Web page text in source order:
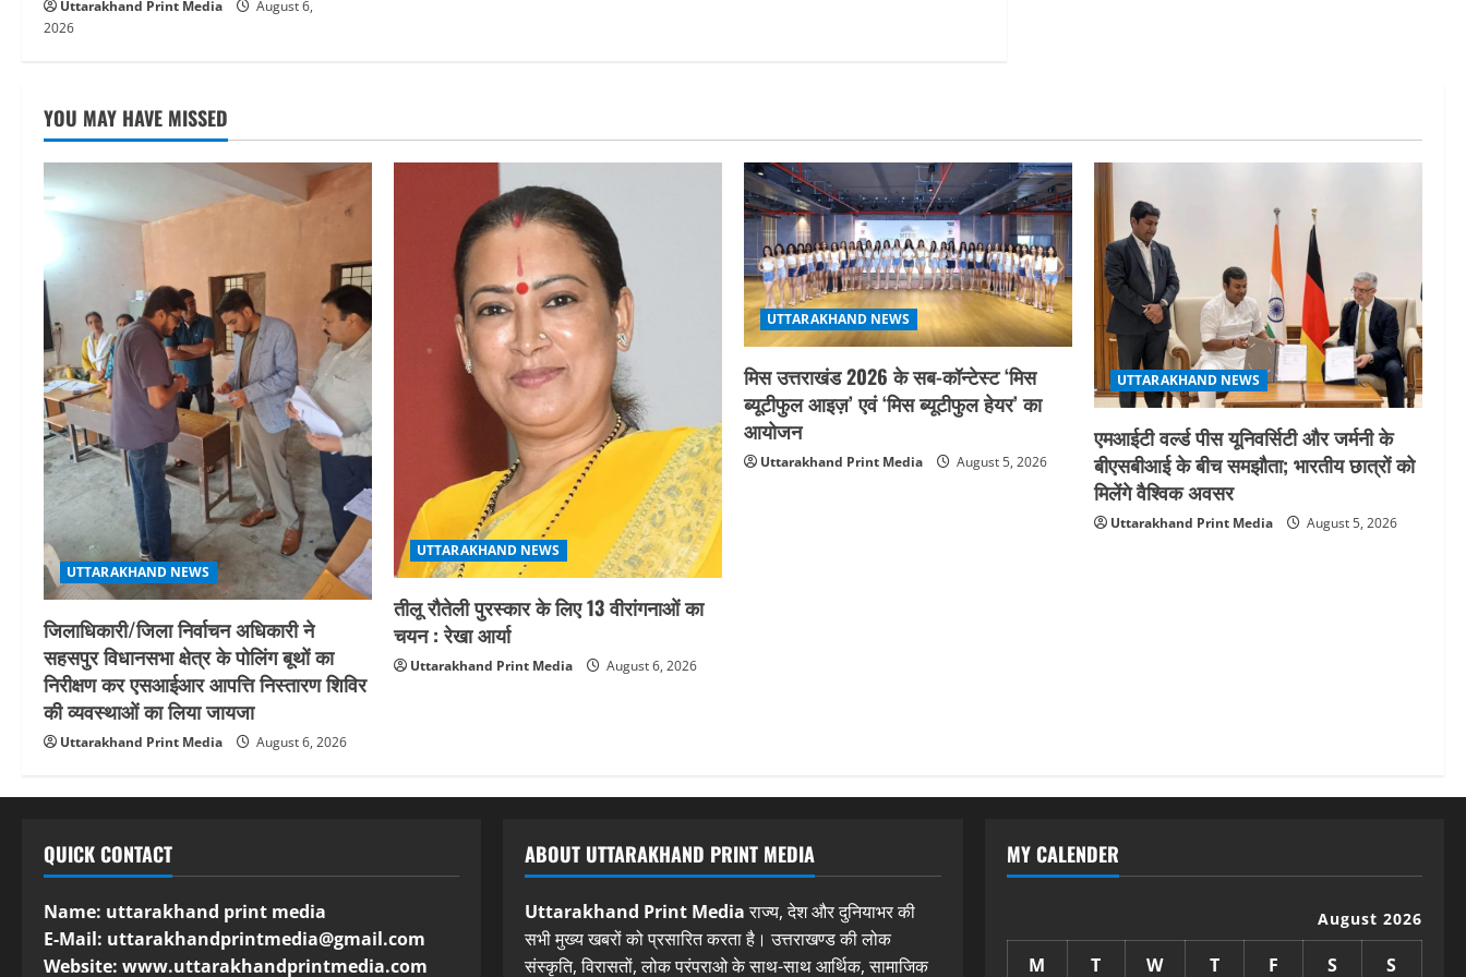
Uttarakhand Print Media
August 6,
2026
YOU MAY HAVE MISSED
UTTARAKHAND NEWS
जिलाधिकारी/जिला निर्वाचन अधिकारी ने
सहसपुर विधानसभा क्षेत्र के पोलिंग बूथों का
निरीक्षण कर एसआईआर आपत्ति निस्तारण शिविर
की व्यवस्थाओं का लिया जायजा
Uttarakhand Print Media August 6, 2026
UTTARAKHAND NEWS
तीलू रौतेली पुरस्कार के लिए 13 वीरांगनाओं का
चयन : रेखा आर्या
Uttarakhand Print Media August 6, 2026
UTTARAKHAND NEWS
मिस उत्तराखंड 2026 के सब-कॉन्टेस्ट ‘मिस
ब्यूटीफुल आइज़’ एवं ‘मिस ब्यूटीफुल हेयर’ का
आयोजन
Uttarakhand Print Media August 5, 2026
UTTARAKHAND NEWS
एमआईटी वर्ल्ड पीस यूनिवर्सिटी और जर्मनी के
बीएसबीआई के बीच समझौता; भारतीय छात्रों को
मिलेंगे वैश्विक अवसर
Uttarakhand Print Media August 5, 2026
QUICK CONTACT
Name: uttarakhand print media
E-Mail: uttarakhandprintmedia@gmail.com
Website: www.uttarakhandprintmedia.com
ABOUT UTTARAKHAND PRINT MEDIA
Uttarakhand Print Mediaराज्य, देश और दुनियाभर की
सभी मुख्य खबरों को प्रसारित करता है। उत्तराखण्ड की लोक
संस्कृति, विरासतों, लोक परंपराओ के साथ-साथ आर्थिक, सामाजिक
MY CALENDER
August 2026
M T W T F S S